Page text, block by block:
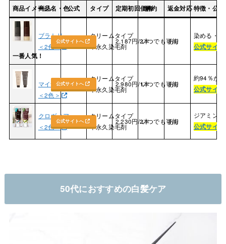
商品イメージ.商品名・色公式 タイプ 定期初回価格
解約 返金対応特徴・公
一番人気！
ブラトリ
＜2色＞
公式サイトへ
クリームタイプ
半永久染毛剤
2,187円/2本いつでも可能
あり
染める・
公式サイト
マイナチュレ
＜2色＞
公式サイトへ
クリームタイプ
半永久染毛剤
2,980円/1本いつでも可能
あり
約94％が
公式サイト
クロヴィア
＜2色＞
公式サイトへ
クリームタイプ
半永久染毛剤
2,230円/2本いつでも可能
あり
ジアミン
公式サイト
50代におすすめの白髪ケア